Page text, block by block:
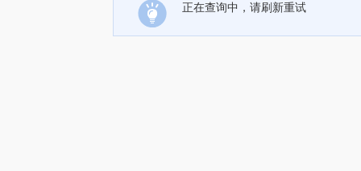
正在查询中，请刷新重试